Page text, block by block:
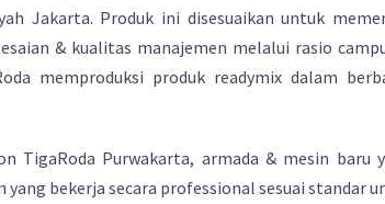
Jakarta. Produk ini disesuaikan untuk
& kualitas manajemen melalui rasio
memproduksi produk readymix dalam
Purwakarta, armada & mesin baru
bekerja secara professional sesuai standar